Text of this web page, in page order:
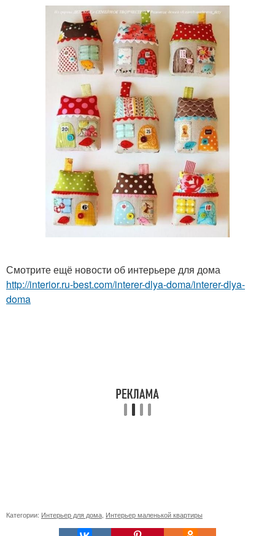
Смотрите ещё новости об интерьере для дома
http://interior.ru-best.com/interer-dlya-doma/interer-dlya-
doma
Категории: Интерьер для дома Интерьер маленькой квартиры